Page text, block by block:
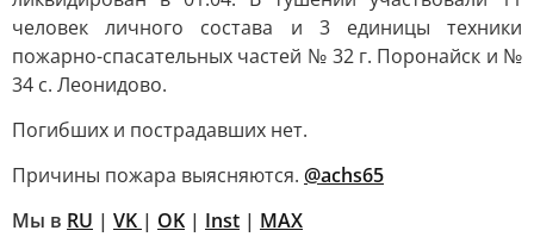
человек личного состава и 3 единицы техники
пожарно-спасательных частей № 32 г. Поронайск и №
34 с. Леонидово.
Погибших и пострадавших нет.
Причины пожара выясняются. @achs65
Мы в RU | VK | OK | Inst | MAX